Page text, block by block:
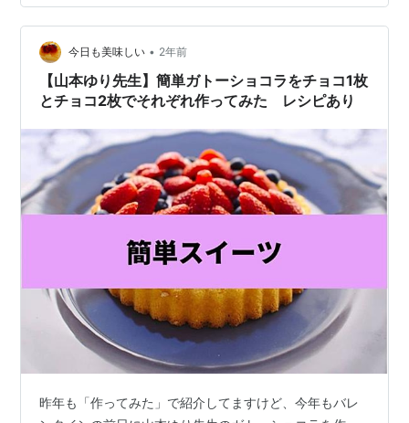
す。 沸騰したら、火を止めボウルを鍋の上にのせて 蓋を
してゆっくり溶かしていきます。 卵白3つ（Lサイズ） 冷
凍庫に入れておきます。 卵黄3つ（Lサイズ） 砂糖30gを
入れて 電気ハンドミキサーで4分間混ぜました。 …
今日も美味しい • 2年前
【山本ゆり先生】簡単ガトーショコラをチョコ1枚
とチョコ2枚でそれぞれ作ってみた レシピあり
昨年も「作ってみた」で紹介してますけど、今年もバレ